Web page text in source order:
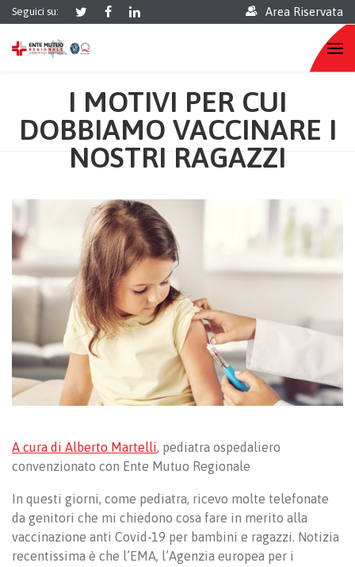
Seguici su: Area Riservata
I MOTIVI PER CUI
DOBBIAMO VACCINARE I
NOSTRI RAGAZZI
A cura di Alberto Martelli, pediatra ospedaliero
convenzionato con Ente Mutuo Regionale
In questi giorni, come pediatra, ricevo molte telefonate
da genitori che mi chiedono cosa fare in merito alla
vaccinazione anti Covid-19 per bambini e ragazzi. Notizia
recentissima è che l’EMA, l’Agenzia europea per i